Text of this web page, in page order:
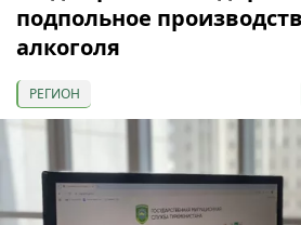
подпольное
алкоголя
РЕГИОН